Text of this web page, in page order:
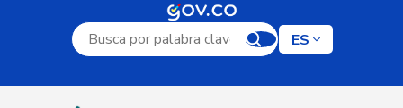
Campo de búsqueda por palabra clave
ES